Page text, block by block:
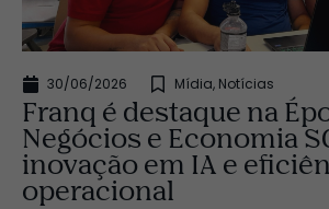
30/06/2026 Mídia, Notícias
Franq é destaque na
Negócios e Economia
inovação em IA e
operacional